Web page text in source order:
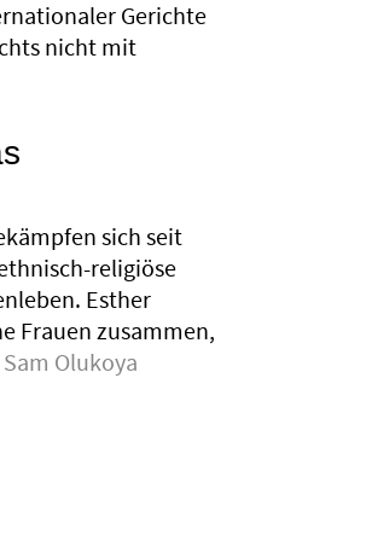
Gerichte
nicht mit
sich seit
religiöse
Esther
Frauen zusammen,
Sam Olukoya